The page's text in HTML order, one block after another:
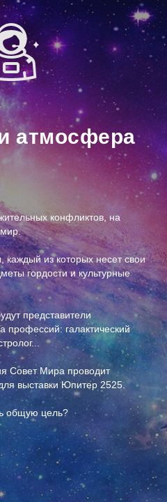
атмосфера
конфликтов, на
из которых несет свои
гордости и культурные
представители
профессий: галактический
Совет Мира проводит
выставки Юпитер 2525.
общую цель?